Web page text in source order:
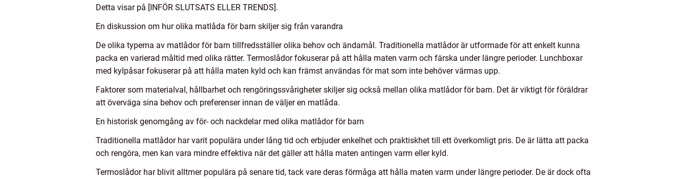
Detta visar på [INFÖR SLUTSATS ELLER TRENDS].
En diskussion om hur olika matlåda för barn skiljer sig från varandra
De olika typerna av matlådor för barn tillfredsställer olika behov och ändamål. Traditionella matlådor är utformade för att enkelt kunna
packa en varierad måltid med olika rätter. Termoslådor fokuserar på att hålla maten varm och färska under längre perioder. Lunchboxar
med kylpåsar fokuserar på att hålla maten kyld och kan främst användas för mat som inte behöver värmas upp.
Faktorer som materialval, hållbarhet och rengöringssvårigheter skiljer sig också mellan olika matlådor för barn. Det är viktigt för föräldrar
att överväga sina behov och preferenser innan de väljer en matlåda.
En historisk genomgång av för- och nackdelar med olika matlådor för barn
Traditionella matlådor har varit populära under lång tid och erbjuder enkelhet och praktiskhet till ett överkomligt pris. De är lätta att packa
och rengöra, men kan vara mindre effektiva när det gäller att hålla maten antingen varm eller kyld.
Termoslådor har blivit alltmer populära på senare tid, tack vare deras förmåga att hålla maten varm under längre perioder. De är dock ofta